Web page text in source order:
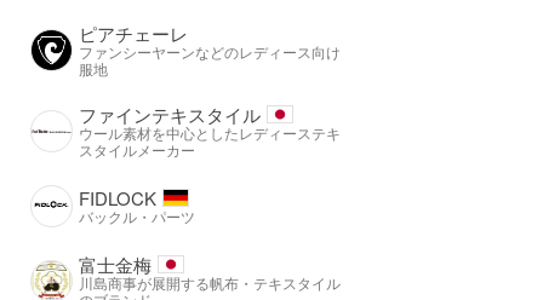
ピアチェーレ
ファンシーヤーンなどのレディース向け
服地
ファインテキスタイル
ウール素材を中心としたレディーステキ
スタイルメーカー
FIDLOCK
バックル・パーツ
富士金梅
川島商事が展開する帆布・テキスタイル